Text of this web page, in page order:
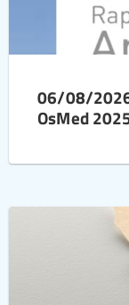
06/08/
OsMed